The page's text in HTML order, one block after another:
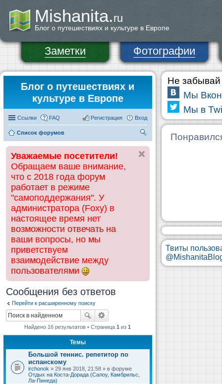
Mishanita.ru
Блог о путешествиях и культуре в Европе
Заметки Фотографии
Блог о путешествиях и
культуре в Европе
Ссылки FAQ Вход
Регистрация
Список форумов
ск
Уважаемые посетители!
Обращаем ваше внимание,
что с 2018 года форум
работает в режиме
"самоподдержания". У
администратора (Foxy) в
настоящее время нет
возможности отвечать на
ваши вопросы, но мы
приветствуем
взаимодействие между
пользователями
Сообщения без ответов
Перейти к расширенному поиску
Найдено 16 результатов • Страница1 из1
Темы
Большой теннис. репетитор по
испанскому
irchonok » 29 янв 2018, 21:58 » в форуме
Отдых на Коста-Дорада (Салоу, Камбрильс,
Ла-Пинеда)
Не забывай
Мы
Мы в
Твиты